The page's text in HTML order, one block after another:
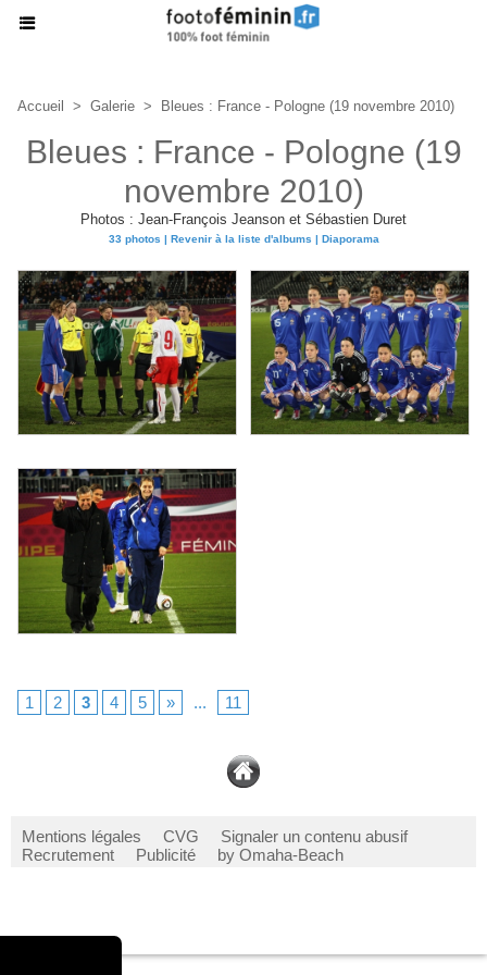
Accueil > Galerie > Bleues : France - Pologne (19 novembre 2010)
Bleues : France - Pologne (19
novembre 2010)
Photos : Jean-François Jeanson et Sébastien Duret
33 photos | Revenir à la liste d'albums | Diaporama
1 2 3 4 5 » ... 11
Mentions légales CVG
Signaler un contenu abusif
Recrutement
Publicité by Omaha-Beach